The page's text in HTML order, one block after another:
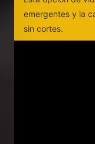
emergentes y la
sin cortes.